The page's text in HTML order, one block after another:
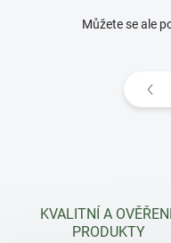
Můžete se ale
KVALITNÍ A
PRODUKTY